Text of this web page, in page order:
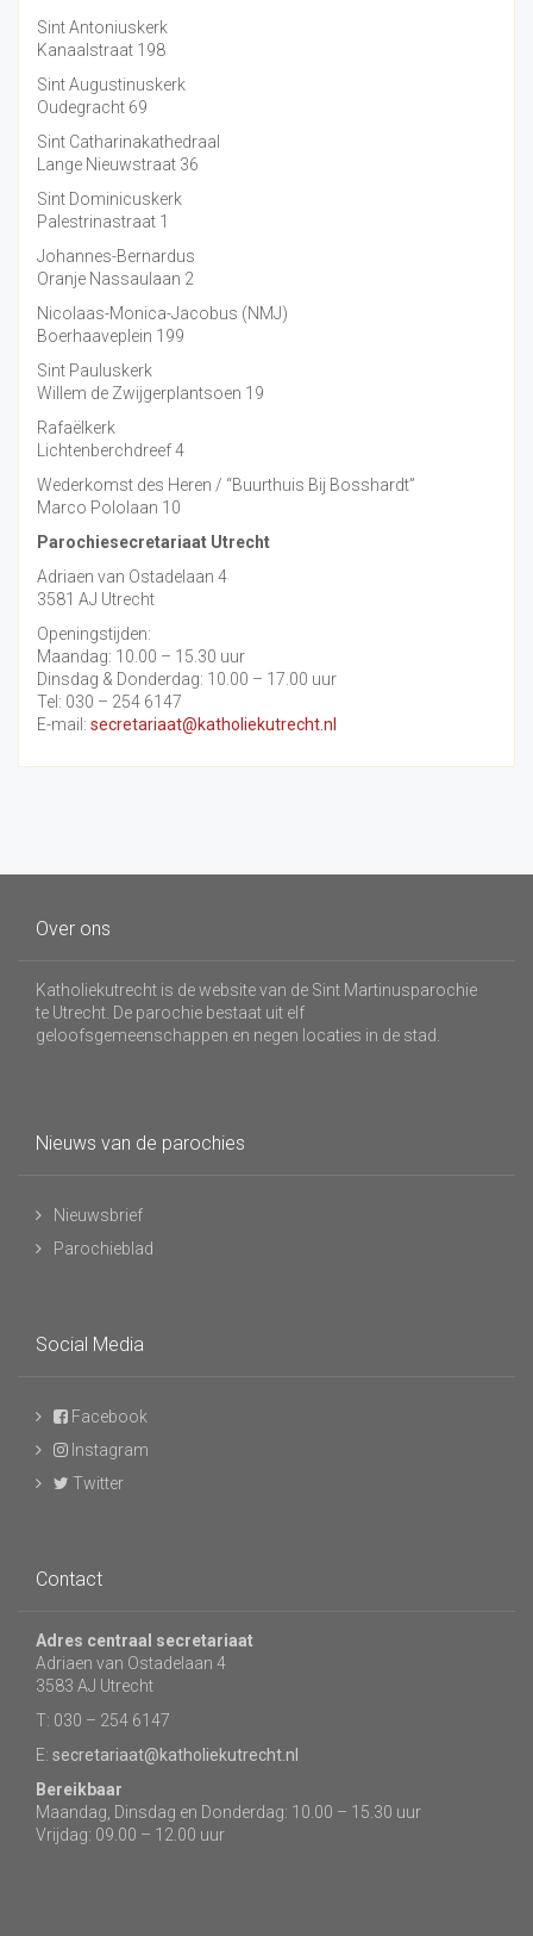
Sint Antoniuskerk
Kanaalstraat 198
Sint Augustinuskerk
Oudegracht 69
Sint Catharinakathedraal
Lange Nieuwstraat 36
Sint Dominicuskerk
Palestrinastraat 1
Johannes-Bernardus
Oranje Nassaulaan 2
Nicolaas-Monica-Jacobus (NMJ)
Boerhaaveplein 199
Sint Pauluskerk
Willem de Zwijgerplantsoen 19
Rafaëlkerk
Lichtenberchdreef 4
Wederkomst des Heren / “Buurthuis Bij Bosshardt”
Marco Pololaan 10
Parochiesecretariaat Utrecht
Adriaen van Ostadelaan 4
3581 AJ Utrecht
Openingstijden:
Maandag: 10.00 – 15.30 uur
Dinsdag & Donderdag: 10.00 – 17.00 uur
Tel: 030 – 254 6147
E-mail: secretariaat@katholiekutrecht.nl
Over ons
Katholiekutrecht is de website van de Sint Martinusparochie
te Utrecht. De parochie bestaat uit elf
geloofsgemeenschappen en negen locaties in de stad.
Nieuws van de parochies
Nieuwsbrief
Parochieblad
Social Media
Facebook
Instagram
Twitter
Contact
Adres centraal secretariaat
Adriaen van Ostadelaan 4
3583 AJ Utrecht
T: 030 – 254 6147
E: secretariaat@katholiekutrecht.nl
Bereikbaar
Maandag, Dinsdag en Donderdag: 10.00 – 15.30 uur
Vrijdag: 09.00 – 12.00 uur